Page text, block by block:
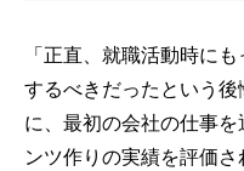
「正直、就職活動時に
するべきだったという
に、最初の会社の仕事
ンツ作りの実績を評価